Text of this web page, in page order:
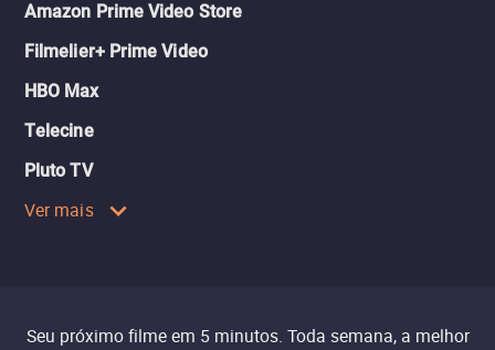
Amazon Prime Video Store
Filmelier+ Prime Video
HBO Max
Telecine
Pluto TV
Ver mais
Seu próximo filme em 5 minutos. Toda semana, a melhor